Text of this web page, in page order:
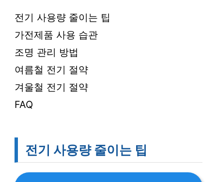
전기 사용량 줄이는 팁
가전제품 사용 습관
조명 관리 방법
여름철 전기 절약
겨울철 전기 절약
FAQ
전기 사용량 줄이는 팁